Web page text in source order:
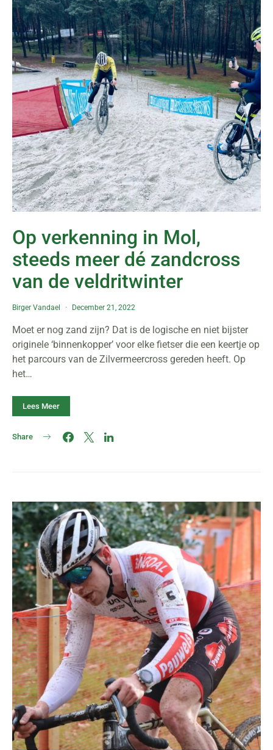
Op verkenning in Mol,
steeds meer dé zandcross
van de veldritwinter
Birger Vandael December 21, 2022
Moet er nog zand zijn? Dat is de logische en niet bijster
originele ‘binnenkopper’ voor elke fietser die een keertje op
het parcours van de Zilvermeercross gereden heeft. Op
het…
Lees Meer
Share